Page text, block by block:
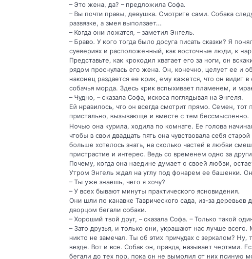
– Это жена, да? – предложила Софа.
– Вы почти правы, девушка. Смотрите сами. Собака
развязке, а змея выползает...
– Когда они ложатся, – заметил Энгель.
– Браво. У кого тогда было досуга писать сказки? Я
суевериях и расположенный, как восточные люди, к
Представьте, как крокодил хватает его за ноги, он
рядом проснулась его жена. Он, конечно, целует ее и
наконец раздается ее крик, ему кажется, что он видит
собачья морда. Здесь крик вспыхивает пламенем, и
– Чудно, – сказала Софа, искоса поглядывая на Энгеля.
Ей нравилось, что он всегда смотрит прямо. Семен, тот
пристально, вызывающе и вместе с тем бессмысленно.
Ночью она курила, ходила по комнате. Ее голова
чтобы в свои двадцать пять она чувствовала себя
больше хотелось знать, на сколько частей в любви
пристрастие и интерес. Ведь со временем одно за
Почему, когда она наедине думает о своей любви,
Утром Энгель ждал на углу под фонарем ее башенки.
– Ты уже знаешь, чего я хочу?
– У всех бывают минуты практического ясновидения.
Они шли по канавке Таврического сада, из-за деревьев
дворцом бегали собаки.
– Хороший твой друг, – сказала Софа. – Только такой
– Зато друзья, и только они, украшают нас лучше
никто не замечал. Ты об этих причудах с зеркалом?
везде. Вот и все. Собак он, правда, называет чертями.
бегали до тех пор, пока он не вымолил от них псиную